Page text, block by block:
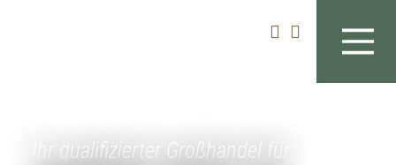
Ihr qualifizierter Großhandel für